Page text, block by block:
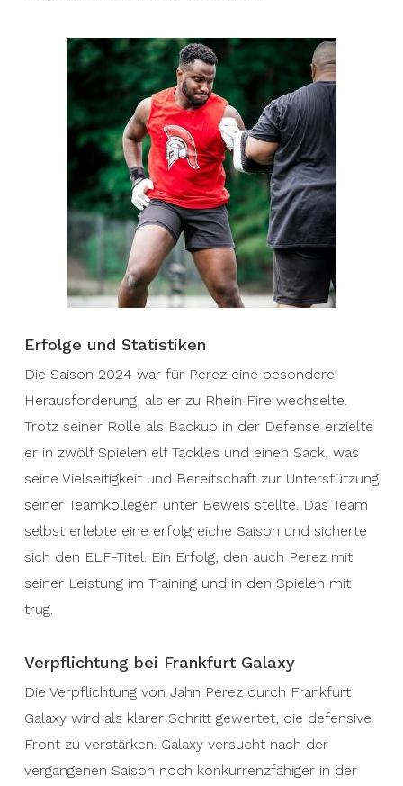
Erfolge und Statistiken
Die Saison 2024 war für Perez eine besondere
Herausforderung, als er zu Rhein Fire wechselte.
Trotz seiner Rolle als Backup in der Defense erzielte
er in zwölf Spielen elf Tackles und einen Sack, was
seine Vielseitigkeit und Bereitschaft zur Unterstützung
seiner Teamkollegen unter Beweis stellte. Das Team
selbst erlebte eine erfolgreiche Saison und sicherte
sich den ELF-Titel. Ein Erfolg, den auch Perez mit
seiner Leistung im Training und in den Spielen mit
trug.
Verpflichtung bei Frankfurt Galaxy
Die Verpflichtung von Jahn Perez durch Frankfurt
Galaxy wird als klarer Schritt gewertet, die defensive
Front zu verstärken. Galaxy versucht nach der
vergangenen Saison noch konkurrenzfähiger in der